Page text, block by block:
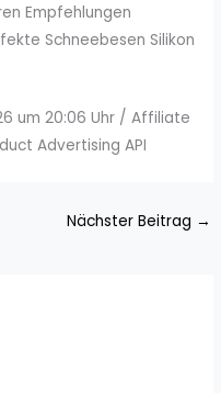
Empfehlungen
Schneebesen Silikon
um 20:06 Uhr / Affiliate
Advertising API
Nächster Beitrag →